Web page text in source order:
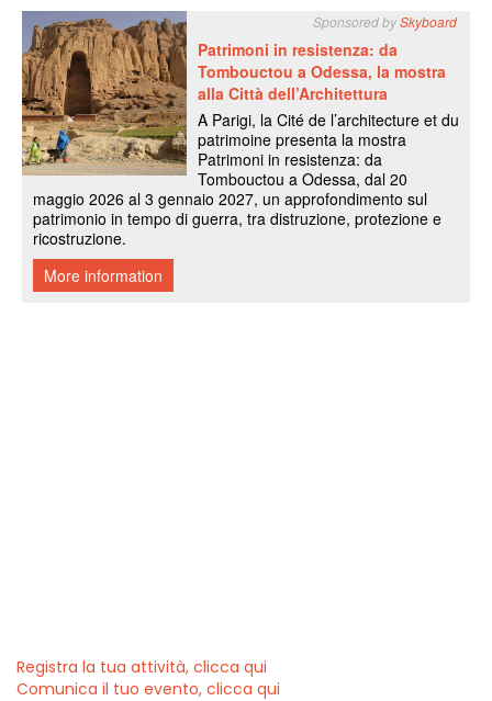
Registra la tua attività, clicca qui
Comunica il tuo evento, clicca qui